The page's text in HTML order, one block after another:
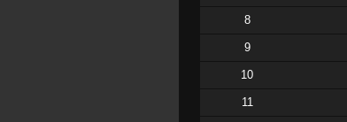
8
9
10
11